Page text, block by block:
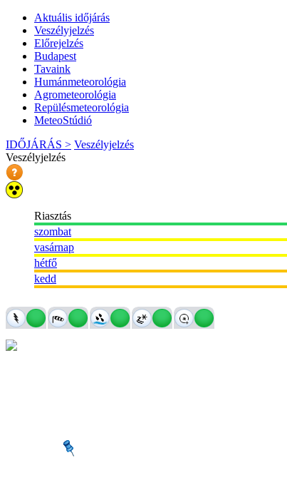
Aktuális időjárás
Veszélyjelzés
Előrejelzés
Budapest
Tavaink
Humánmeteorológia
Agrometeorológia
Repülésmeteorológia
MeteoStúdió
IDŐJÁRÁS > Veszélyjelzés
Veszélyjelzés
Riasztás
szombat
vasárnap
hétfő
kedd